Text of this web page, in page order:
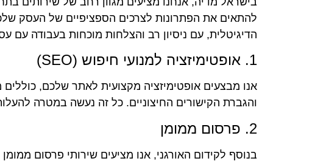
להתאים את הפתרונות לצרכים הספציפיים של העסק
הדיגיטלית, עם ניסיון רב והצלחות מוכחות בעבודה עם
1. אופטימיזציה למנועי חיפוש (SEO)
אנו מבצעים אופטימיזציה מקצועית לאתר שלכם,
והגברת הקישורים החיצוניים. כל זה נעשה במטרה
2. פרסום ממומן
בנוסף לקידום האורגני, אנו מציעים שירותי פרסום